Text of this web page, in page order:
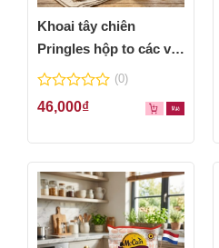
Khoai tây chiên
Pringles hộp to các vị
thơm ngon
0
out
5
(0)
46,000₫